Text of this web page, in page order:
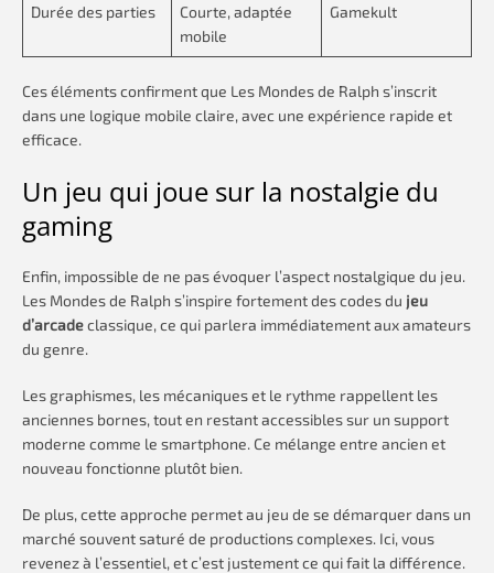
Durée des parties
Courte, adaptée
mobile
Gamekult
Ces éléments confirment que Les Mondes de Ralph s’inscrit
dans une logique mobile claire, avec une expérience rapide et
efficace.
Un jeu qui joue sur la nostalgie du
gaming
Enfin, impossible de ne pas évoquer l’aspect nostalgique du jeu.
Les Mondes de Ralph s’inspire fortement des codes du jeu
d’arcadeclassique, ce qui parlera immédiatement aux amateurs
du genre.
Les graphismes, les mécaniques et le rythme rappellent les
anciennes bornes, tout en restant accessibles sur un support
moderne comme le smartphone. Ce mélange entre ancien et
nouveau fonctionne plutôt bien.
De plus, cette approche permet au jeu de se démarquer dans un
marché souvent saturé de productions complexes. Ici, vous
revenez à l’essentiel, et c’est justement ce qui fait la différence.